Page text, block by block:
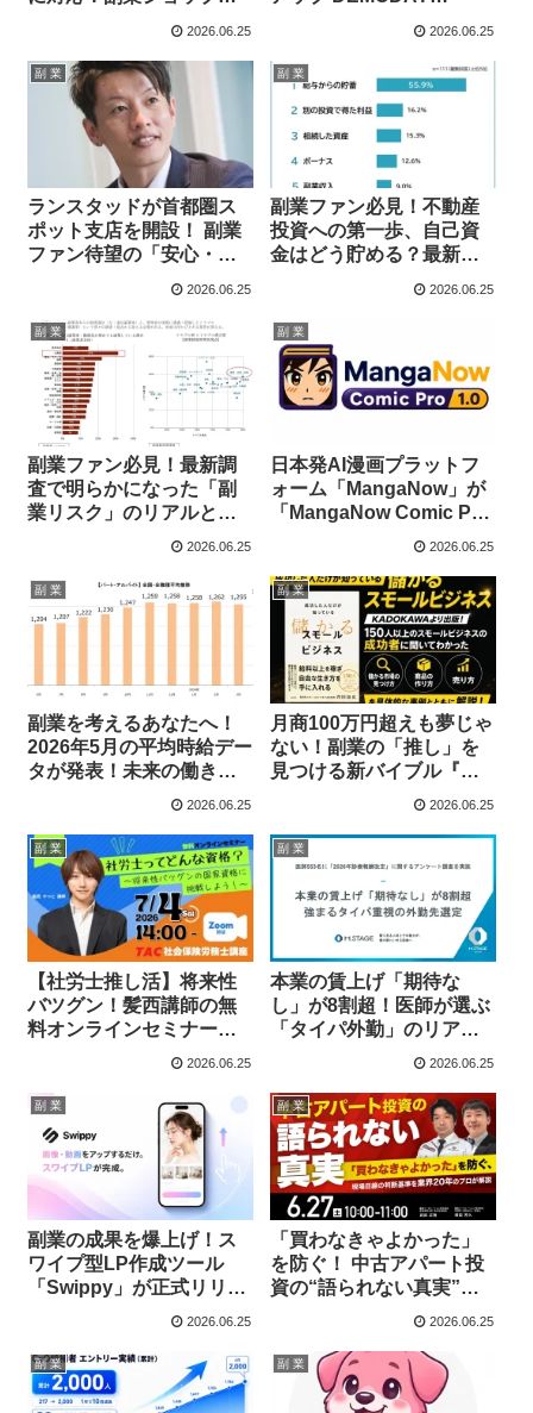
2026.06.25 2026.06.25
副 業
ランスタッドが首都圏ス
ポット支店を開設！ 副業
ファン待望の「安心・手
たな推し活を応援！
2026.06.25
副 業
副業ファン必見！不動産
投資への第一歩、自己資
金はどう貯める？最新ア
2026.06.25
副 業
副業ファン必見！最新調
査で明らかになった「副
業リスク」のリアルと安
全に推し活（副業）を続
2026.06.25
副 業
日本発AI漫画プラットフ
ォーム「MangaNow」が
「MangaNow Comic Pro
1.0」をリリース！ 副業ク
せる新時代到来！
2026.06.25
副 業
副業を考えるあなたへ！
2026年5月の平均時給デー
タが発表！未来の働き方
を見つけるヒントをゲッ
2026.06.25
副 業
月商100万円超えも夢じゃ
ない！副業の「推し」を
見つける新バイブル『成
功した人だけが知ってい
ス』がついに登場！
2026.06.25
副 業
【社労士推し活】将来性
バツグン！髪西講師の無
料オンラインセミナーで
副業の未来を掴もう！
2026.06.25
副 業
本業の賃上げ「期待な
し」が8割超！医師が選ぶ
「タイパ外勤」のリアル
2026.06.25
副 業
副業の成果を爆上げ！ス
ワイプ型LP作成ツール
「Swippy」が正式リリー
ス！月額980円から、無料
2026.06.25
副 業
「買わなきゃよかった」
を防ぐ！ 中古アパート投
資の“語られない真実”を
業界20年のプロが解説す
2026.06.25
副 業 副 業